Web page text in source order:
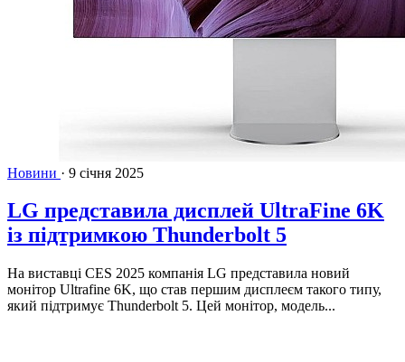
Новини · 9 січня 2025
LG представила дисплей UltraFine 6K
із підтримкою Thunderbolt 5
На виставці CES 2025 компанія LG представила новий
монітор Ultrafine 6K, що став першим дисплеєм такого типу,
який підтримує Thunderbolt 5. Цей монітор, модель...